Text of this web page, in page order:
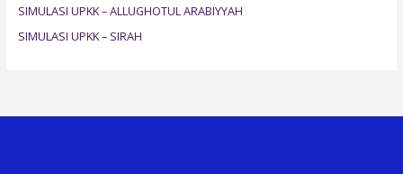
:SIMULASI UPKK – ALLUGHOTUL ARABIYYAH
SIMULASI UPKK – SIRAH